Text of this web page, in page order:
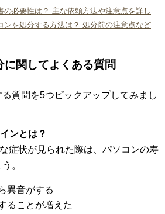
データ消去証明書の必要性は？ 主な依頼方法や注意点を詳しく解説！
千代田区でパソコンを処分する方法は？ 処分前の注意点なども紹介
に関してよくある質問
質問を5つピックアップしてみまし
ンとは？
症状が見られた際は、パソコンの寿
。
異音がする
ることが増えた